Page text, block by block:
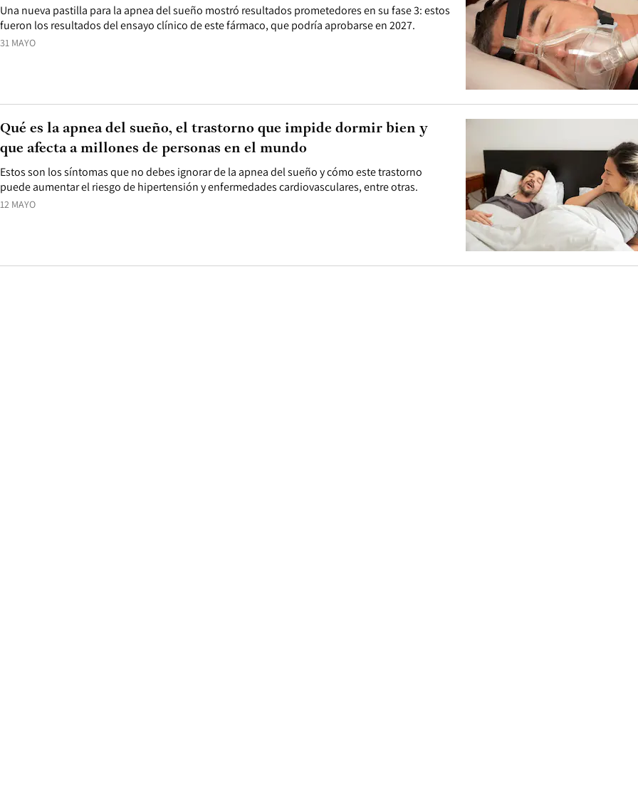
31 MAYO
Una nueva pastilla para la apnea del sueño mostró resultados prometedores en su fase 3: estos
fueron los resultados del ensayo clínico de este fármaco, que podría aprobarse en 2027.
12 MAYO
Estos son los síntomas que no debes ignorar de la apnea del sueño y cómo este trastorno
puede aumentar el riesgo de hipertensión y enfermedades cardiovasculares, entre otras.
Qué es la apnea del sueño, el trastorno que impide dormir bien y
que afecta a millones de personas en el mundo